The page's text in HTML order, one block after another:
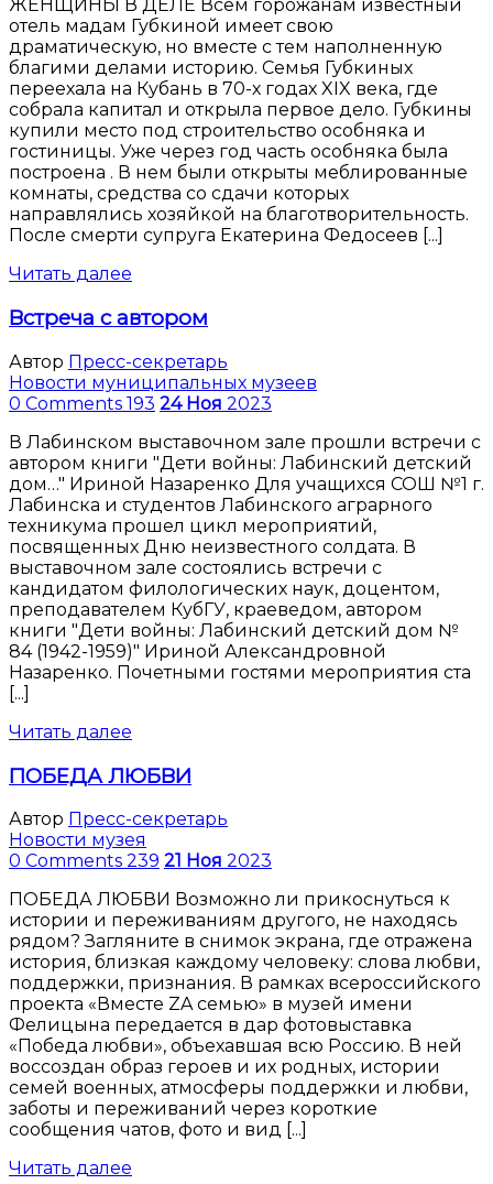
ЖЕНЩИНЫ В ДЕЛЕ Всем горожанам известный
отель мадам Губкиной имеет свою
драматическую, но вместе с тем наполненную
благими делами историю. Семья Губкиных
переехала на Кубань в 70-х годах XIX века, где
собрала капитал и открыла первое дело. Губкины
купили место под строительство особняка и
гостиницы. Уже через год часть особняка была
построена . В нем были открыты меблированные
комнаты, средства со сдачи которых
направлялись хозяйкой на благотворительность.
После смерти супруга Екатерина Федосеев [...]
Читать далее
Встреча с автором
Автор Пресс-секретарь
Новости муниципальных музеев
0 Comments 193 24 Ноя 2023
В Лабинском выставочном зале прошли встречи с
автором книги "Дети войны: Лабинский детский
дом…" Ириной Назаренко Для учащихся СОШ №1 г.
Лабинска и студентов Лабинского аграрного
техникума прошел цикл мероприятий,
посвященных Дню неизвестного солдата. В
выставочном зале состоялись встречи с
кандидатом филологических наук, доцентом,
преподавателем КубГУ, краеведом, автором
книги "Дети войны: Лабинский детский дом №
84 (1942-1959)" Ириной Александровной
Назаренко. Почетными гостями мероприятия ста
[...]
Читать далее
ПОБЕДА ЛЮБВИ
Автор Пресс-секретарь
Новости музея
0 Comments 239 21 Ноя 2023
ПОБЕДА ЛЮБВИ Возможно ли прикоснуться к
истории и переживаниям другого, не находясь
рядом? Загляните в снимок экрана, где отражена
история, близкая каждому человеку: слова любви,
поддержки, признания. В рамках всероссийского
проекта «Вместе ZA семью» в музей имени
Фелицына передается в дар фотовыставка
«Победа любви», объехавшая всю Россию. В ней
воссоздан образ героев и их родных, истории
семей военных, атмосферы поддержки и любви,
заботы и переживаний через короткие
сообщения чатов, фото и вид [...]
Читать далее